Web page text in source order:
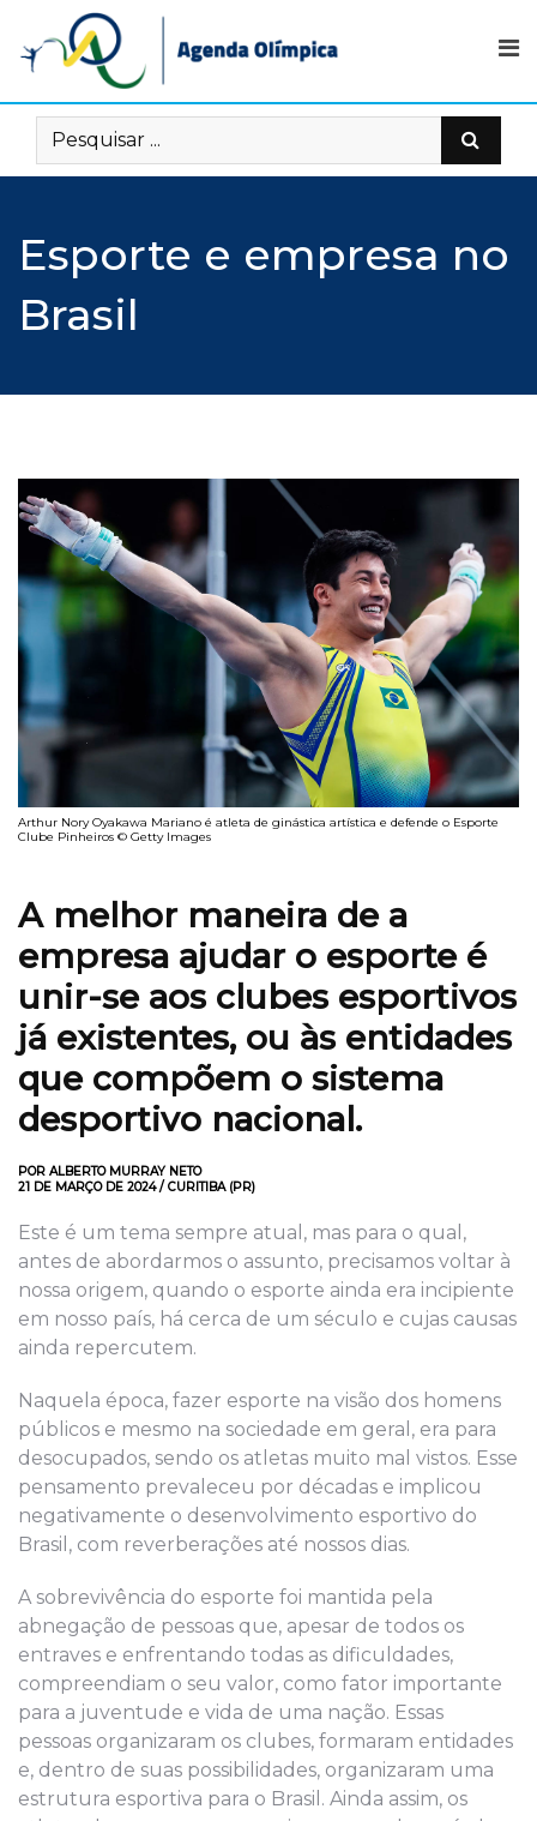
content
Esporte e empresa no
Brasil
Arthur Nory Oyakawa Mariano é atleta de ginástica artística e defende o Esporte
Clube Pinheiros © Getty Images
A melhor maneira de a
empresa ajudar o esporte é
unir-se aos clubes esportivos
já existentes, ou às entidades
que compõem o sistema
desportivo nacional.
POR ALBERTO MURRAY NETO
21 DE MARÇO DE 2024 / CURITIBA (PR)
Este é um tema sempre atual, mas para o qual,
antes de abordarmos o assunto, precisamos voltar à
nossa origem, quando o esporte ainda era incipiente
em nosso país, há cerca de um século e cujas causas
ainda repercutem.
Naquela época, fazer esporte na visão dos homens
públicos e mesmo na sociedade em geral, era para
desocupados, sendo os atletas muito mal vistos. Esse
pensamento prevaleceu por décadas e implicou
negativamente o desenvolvimento esportivo do
Brasil, com reverberações até nossos dias.
A sobrevivência do esporte foi mantida pela
abnegação de pessoas que, apesar de todos os
entraves e enfrentando todas as dificuldades,
compreendiam o seu valor, como fator importante
para a juventude e vida de uma nação. Essas
pessoas organizaram os clubes, formaram entidades
e, dentro de suas possibilidades, organizaram uma
estrutura esportiva para o Brasil. Ainda assim, os